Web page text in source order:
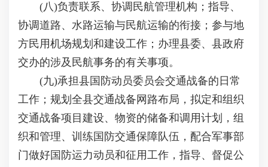
(八)负责联系、协调民航管理机构；指导、
协调道路、水路运输与民航运输的衔接；参与地
方民用机场规划和建设工作；办理县委、县政府
交办的涉及民航事务的有关事项。
(九)承担县国防动员委员会交通战备的日常
工作；规划全县交通战备网路布局，拟定和组织
交通战备项目建设、物资的储备和调用计划，组
织和管理、训练国防交通保障队伍，配合军事部
门做好国防运力动员和征用工作，指导、督促公